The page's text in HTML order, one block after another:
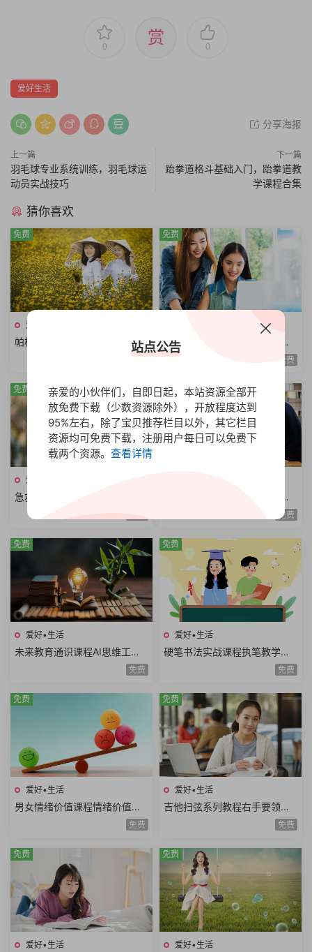
0 赏 0
爱好生活
分享海报
上一篇
羽毛球专业系统训练，羽毛球运
动员实战技巧
下一篇
跆拳道格斗基础入门，跆拳道教
学课程合集
猜你喜欢
爱好•生活
帕梅拉健身课程全集热身运动
全身训练腹部训练臀腿训练舞
免费
免费
尊巴热舞减脂课程全身燃脂美
胸塑型缩腰平腹提臀塑腿Zumb
免费
免费
爱好•生活
急救知识普及课程急救流程心
肺复苏哮喘发作止血包扎急性
免费
自我快速成长课程案例拆解职
场学习生活场景高效成长方法
免费
免费
爱好•生活
未来教育通识课程AI思维工程
思维系统思维美学思维熵增思
维哲学思维概率思维51课时
免费
免费
爱好•生活
硬笔书法实战课程执笔教学基
本笔画偏旁部首间架结构例字
免费
免费
爱好•生活
男女情绪价值课程情绪价值需
求情绪价值类型情绪价值实例
免费
免费
爱好•生活
吉他扫弦系列教程右手要领变
速练习右手切音左手切音组合
免费
免费
爱好•生活
免费
爱好•生活
免费
站点公告
亲爱的小伙伴们，自即日起，本站资源全部开
放免费下载（少数资源除外），开放程度达到
95%左右，除了宝贝推荐栏目以外，其它栏目
资源均可免费下载，注册用户每日可以免费下
载两个资源。 查看详情